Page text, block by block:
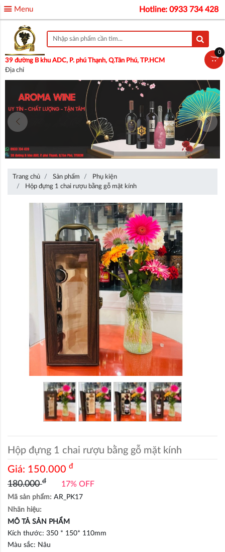
Menu Hotline: 0933 734 428
39 đường B khu ADC, P. phú Thạnh, Q.Tân Phú, TP.HCM
Địa chỉ
Trang chủ Sản phẩm
Phụ kiện
Hộp đựng 1 chai rượu bằng gỗ mặt kính
Hộp đựng 1 chai rượu bằng gỗ mặt kính
Giá: 150.000 đ
180.000đ 17% OFF
Mã sản phẩm: AR_PK17
Nhãn hiệu:
MÔ TẢ SẢN PHẨM
Kích thước: 350 * 150* 110mm
Màu sắc: Nâu
0